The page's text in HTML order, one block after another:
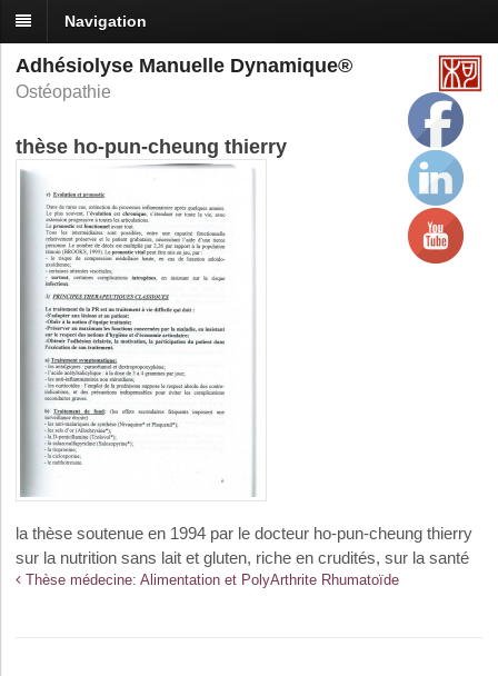
Navigation
Adhésiolyse Manuelle Dynamique®
Ostéopathie
thèse ho-pun-cheung thierry
la thèse soutenue en 1994 par le docteur ho-pun-cheung thierry
sur la nutrition sans lait et gluten, riche en crudités, sur la santé
Thèse médecine: Alimentation et PolyArthrite Rhumatoïde